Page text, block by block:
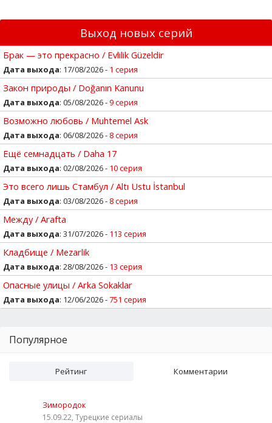
Выход новых серий
Брак — это прекрасно / Evlilik Güzeldir
Дата выхода: 17/08/2026 - 1 серия
Закон природы / Doğanın Kanunu
Дата выхода: 05/08/2026 -9 серия
Возможно любовь / Muhtemel Ask
Дата выхода: 06/08/2026 - 8 серия
Ещё семнадцать / Daha 17
Дата выхода: 02/08/2026 - 10 серия
Это всего лишь Стамбул / Altı Ustu İstanbul
Дата выхода: 03/08/2026 - 8 серия
Между / Arafta
Дата выхода: 31/07/2026 - 113 серия
Кладбище / Mezarlik
Дата выхода: 28/08/2026 - 13 серия
Опасные улицы / Arka Sokaklar
Дата выхода: 12/06/2026 -751 серия
Популярное
Рейтинг Комментарии
Зимородок
15.09.22, Турецкие сериалы